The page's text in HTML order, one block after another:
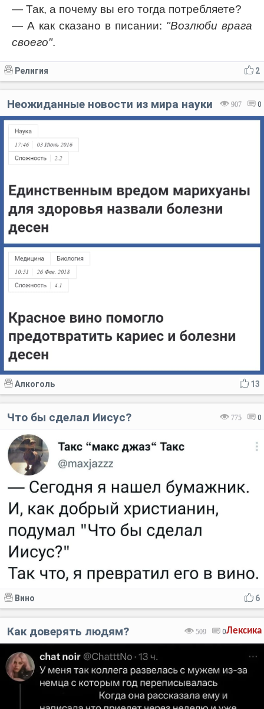
— Так, а почему вы его тогда потребляете?
— А как сказано в писании: "Возлюби врага
своего".
2
Религия
907 0
Неожиданные новости из мира науки
13
Алкоголь
775 0
Что бы сделал Иисус?
6
Вино
Лексика
509 0
Как доверять людям?